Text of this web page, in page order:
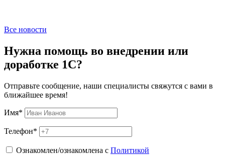
Все новости
Нужна помощь во внедрении или
доработке 1С?
Отправьте сообщение, наши специалисты свяжутся с вами в
ближайшее время!
Имя*
Телефон*
Ознакомлен/ознакомлена с Политикой